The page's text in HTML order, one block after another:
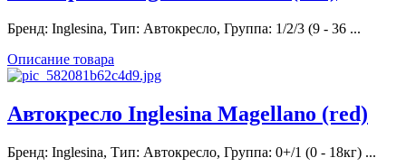
Бренд: Inglesina, Тип: Автокресло, Группа: 1/2/3 (9 - 36 ...
Описание товара
Автокресло Inglesina Magellano (red)
Бренд: Inglesina, Тип: Автокресло, Группа: 0+/1 (0 - 18кг) ...